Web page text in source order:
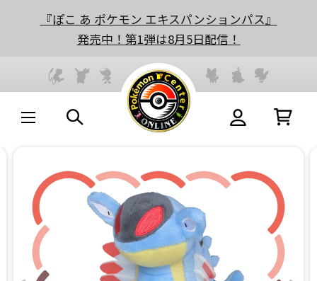
『ぽこ あ ポケモン エキスパンションパス』
発売中！第1弾は8月5日配信！